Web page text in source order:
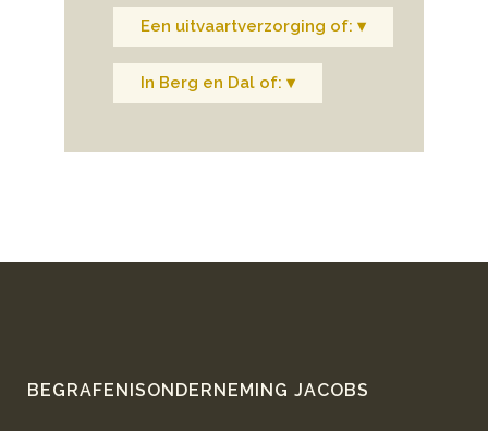
Een uitvaartverzorging of: ▾
In Berg en Dal of: ▾
BEGRAFENISONDERNEMING JACOBS